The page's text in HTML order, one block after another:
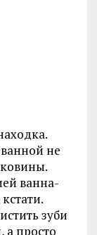
не
ванна-
зуби
а просто